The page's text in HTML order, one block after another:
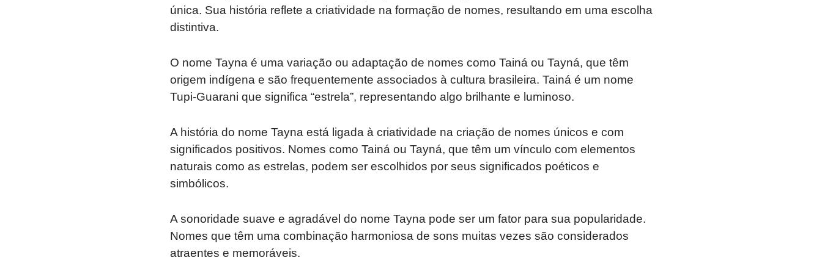
única. Sua história reflete a criatividade na formação de nomes, resultando em uma escolha
distintiva.
O nome Tayna é uma variação ou adaptação de nomes como Tainá ou Tayná, que têm
origem indígena e são frequentemente associados à cultura brasileira. Tainá é um nome
Tupi-Guarani que significa “estrela”, representando algo brilhante e luminoso.
A história do nome Tayna está ligada à criatividade na criação de nomes únicos e com
significados positivos. Nomes como Tainá ou Tayná, que têm um vínculo com elementos
naturais como as estrelas, podem ser escolhidos por seus significados poéticos e
simbólicos.
A sonoridade suave e agradável do nome Tayna pode ser um fator para sua popularidade.
Nomes que têm uma combinação harmoniosa de sons muitas vezes são considerados
atraentes e memoráveis.